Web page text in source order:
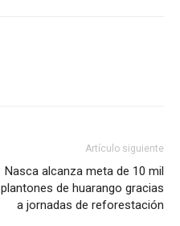
Artículo siguiente
Nasca alcanza meta de 10 mil
plantones de huarango gracias
a jornadas de reforestación